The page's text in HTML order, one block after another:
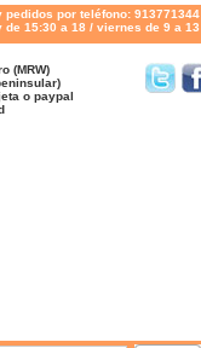
por teléfono: 913771344
15:30 a 18 / viernes de 9 a 13
(MRW)
o paypal